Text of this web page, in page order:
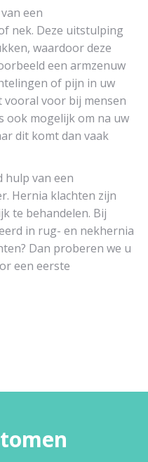
een
nek. Deze uitstulping
waardoor deze
een armzenuw
of pijn in uw
vooral voor bij mensen
ook mogelijk om na uw
dit komt dan vaak
hulp van een
Hernia klachten zijn
te behandelen. Bij
in rug- en nekhernia
Dan proberen we u
een eerste